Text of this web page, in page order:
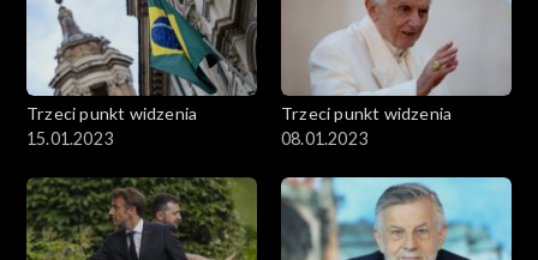
Trzeci punkt widzenia
15.01.2023
Trzeci punkt widzenia
08.01.2023